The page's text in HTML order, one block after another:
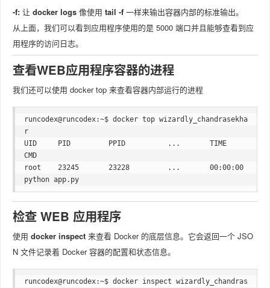
-f: 让 docker logs 像使用 tail -f 一样来输出容器内部的标准输出。
从上面，我们可以看到应用程序使用的是 5000 端口并且能够查看到应
用程序的访问日志。
查看WEB应用程序容器的进程
我们还可以使用 docker top 来查看容器内部运行的进程
runcodex@runcodex:~$ docker top wizardly_chandrasekha
r
UID     PID         PPID          ...       TIME
CMD
root    23245       23228         ...       00:00:00
检查 WEB 应用程序
使用 docker inspect 来查看 Docker 的底层信息。它会返回一个 JSO
N 文件记录着 Docker 容器的配置和状态信息。
runcodex@runcodex:~$ docker inspect wizardly_chandras